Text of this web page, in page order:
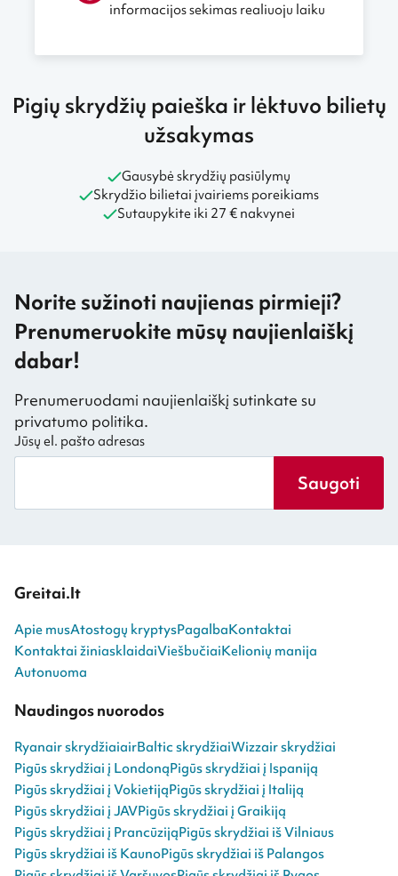
informacijos sekimas realiuoju laiku
Pigių skrydžių paieška ir lėktuvo bilietų
užsakymas
Gausybė skrydžių pasiūlymų
Skrydžio bilietai įvairiems poreikiams
Sutaupykite iki 27 € nakvynei
Norite sužinoti naujienas pirmieji?
Prenumeruokite mūsų naujienlaiškį
dabar!
Prenumeruodami naujienlaiškį sutinkate su
privatumo politika.
Jūsų el. pašto adresas
Saugoti
Greitai.lt
Apie musAtostogų kryptysPagalbaKontaktai
Kontaktai žiniasklaidaiViešbučiaiKelionių manija
Autonuoma
Naudingos nuorodos
Ryanair skrydžiaiairBaltic skrydžiaiWizzair skrydžiai
Pigūs skrydžiai į LondonąPigūs skrydžiai į Ispaniją
Pigūs skrydžiai į VokietijąPigūs skrydžiai į Italiją
Pigūs skrydžiai į JAVPigūs skrydžiai į Graikiją
Pigūs skrydžiai į PrancūzijąPigūs skrydžiai iš Vilniaus
Pigūs skrydžiai iš KaunoPigūs skrydžiai iš Palangos